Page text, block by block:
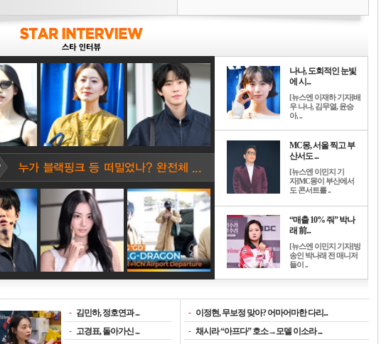
나나, 도회적인 눈빛
에 시...
[뉴스엔 이재하 기자]배
우 나나, 김무열, 윤승
아, ..
MC몽, 서울 찍고 부
산서도 ...
[뉴스엔 이민지 기
자]MC몽이 부산에서
도 콘서트를 ..
“매출 10% 줘” 박나
래 前...
[뉴스엔 이민지 기자]방
송인 박나래 전 매니저
들이 ..
- 김민하, 정호연과 ...
- 고경표, 돌아가신 ...
- 이정현, 무보정 맞아? 어마어마한 다리...
- 채시라 “아프다” 호소→모델 이소라 ...